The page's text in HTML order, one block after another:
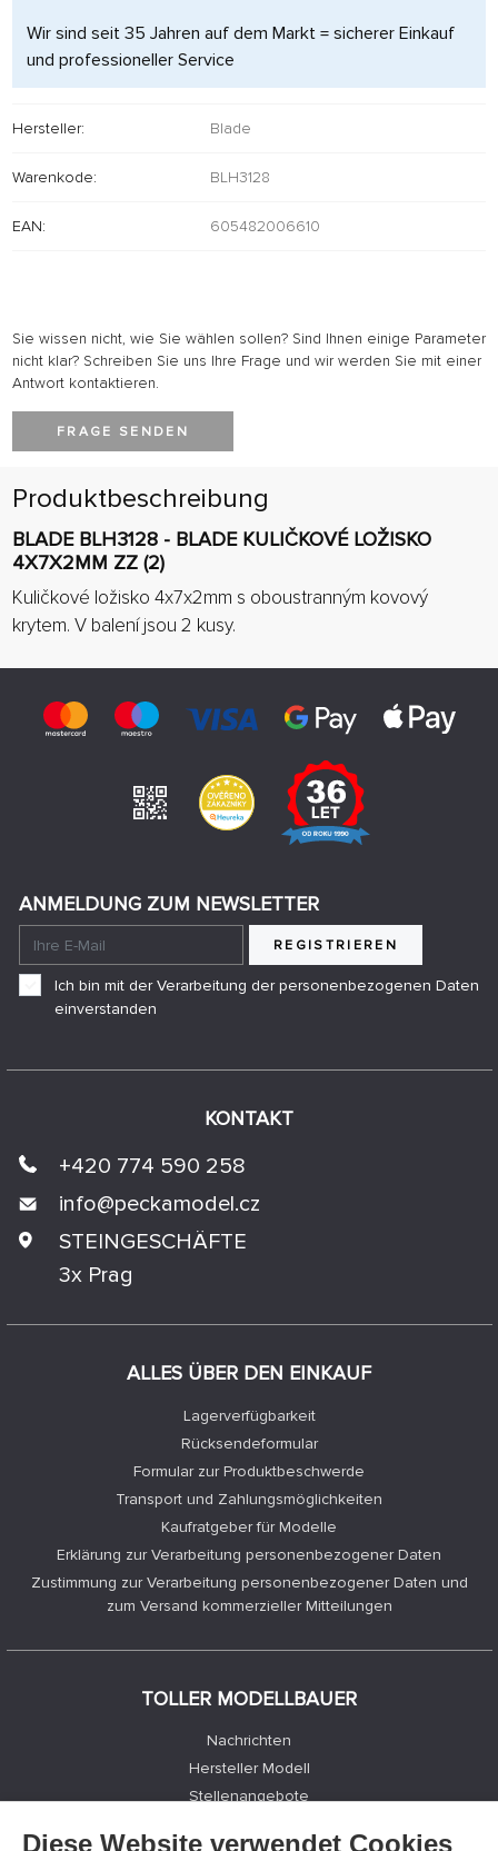
Wir sind seit 35 Jahren auf dem Markt = sicherer Einkauf
und professioneller Service
Hersteller: Blade
Warenkode: BLH3128
EAN: 605482006610
Sie wissen nicht, wie Sie wählen sollen? Sind Ihnen einige Parameter
nicht klar? Schreiben Sie uns Ihre Frage und wir werden Sie mit einer
Antwort kontaktieren.
FRAGE SENDEN
Produktbeschreibung
BLADE BLH3128 - BLADE KULIČKOVÉ LOŽISKO
4X7X2MM ZZ (2)
Kuličkové ložisko 4x7x2mm s oboustranným kovový
krytem. V balení jsou 2 kusy.
ALLES ÜBER DEN EINKAUF
Lagerverfügbarkeit
Rücksendeformular
Formular zur Produktbeschwerde
Transport und Zahlungsmöglichkeiten
Kaufratgeber für Modelle
Erklärung zur Verarbeitung personenbezogener Daten
Zustimmung zur Verarbeitung personenbezogener Daten und
zum Versand kommerzieller Mitteilungen
TOLLER MODELLBAUER
Nachrichten
Hersteller Modell
Stellenangebote
KONTAKT
+420 774 590 258
info@peckamodel.cz
STEINGESCHÄFTE
3x Prag
ANMELDUNG ZUM NEWSLETTER
REGISTRIEREN
Ich bin mit der Verarbeitung der personenbezogenen Daten
einverstanden
Diese Website verwendet Cookies